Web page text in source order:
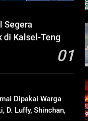
Segera
di Kalsel-Teng
01
Dipakai Warga
D. Luffy, Shinchan,